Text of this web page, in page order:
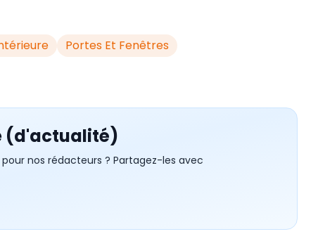
Portes Et Fenêtres
(d'actualité)
nos rédacteurs ? Partagez-les avec